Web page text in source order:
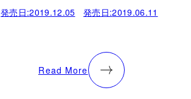
発売日:2019.12.05 発売日:2019.06.11
Read More